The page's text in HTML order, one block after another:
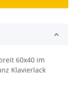
60x40 im
Klavierlack